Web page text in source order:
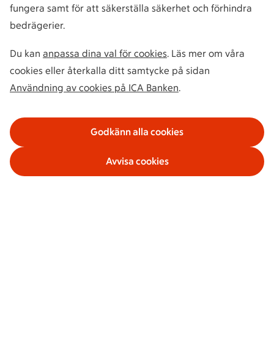
fungera samt för att säkerställa säkerhet och förhindra
bedrägerier.
Du kan anpassa dina val för cookies. Läs mer om våra
cookies eller återkalla ditt samtycke på sidan
Användning av cookies på ICA Banken.
Godkänn alla cookies
Avvisa cookies